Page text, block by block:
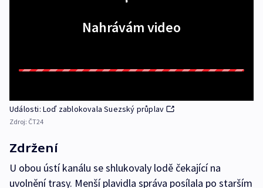
Nahrávám video
Události: Loď zablokovala Suezský průplav
Zdroj: ČT24
Zdržení
U obou ústí kanálu se shlukovaly lodě čekající na
uvolnění trasy. Menší plavidla správa posílala po starším